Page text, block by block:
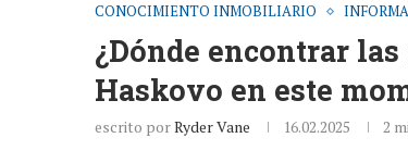
CONOCIMIENTO INMOBILIARIO
¿Dónde encontrar
Haskovo en este
escrito porRyder Vane 16.02.2025 2